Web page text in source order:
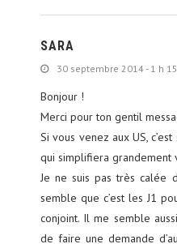
SARA
30 septembre 2014 - 1 h
Bonjour !
Merci pour ton gentil
Si vous venez aux US,
qui simplifiera grandement
Je ne suis pas très calée
semble que c’est les J1
conjoint. Il me semble
de faire une demande